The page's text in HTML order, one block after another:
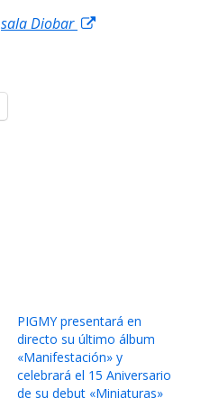
sala Diobar
en
PIGMY presentará en
directo su último álbum
«Manifestación» y
celebrará el 15 Aniversario
de su debut «Miniaturas»